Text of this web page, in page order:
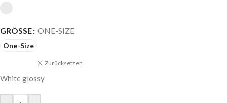
GRÖSSE ONE-SIZE
One-Size
Zurücksetzen
White glossy